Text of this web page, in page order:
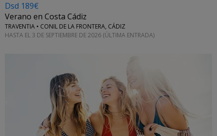
Dsd 189€
Verano en Costa Cádiz
TRAVENTIA • CONIL DE LA FRONTERA, CÁDIZ
HASTA EL 3 DE SEPTIEMBRE DE 2026 (ÚLTIMA ENTRADA)